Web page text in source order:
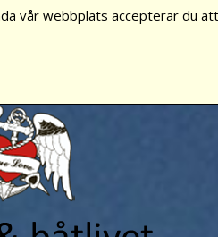
vår webbplats accepterar du